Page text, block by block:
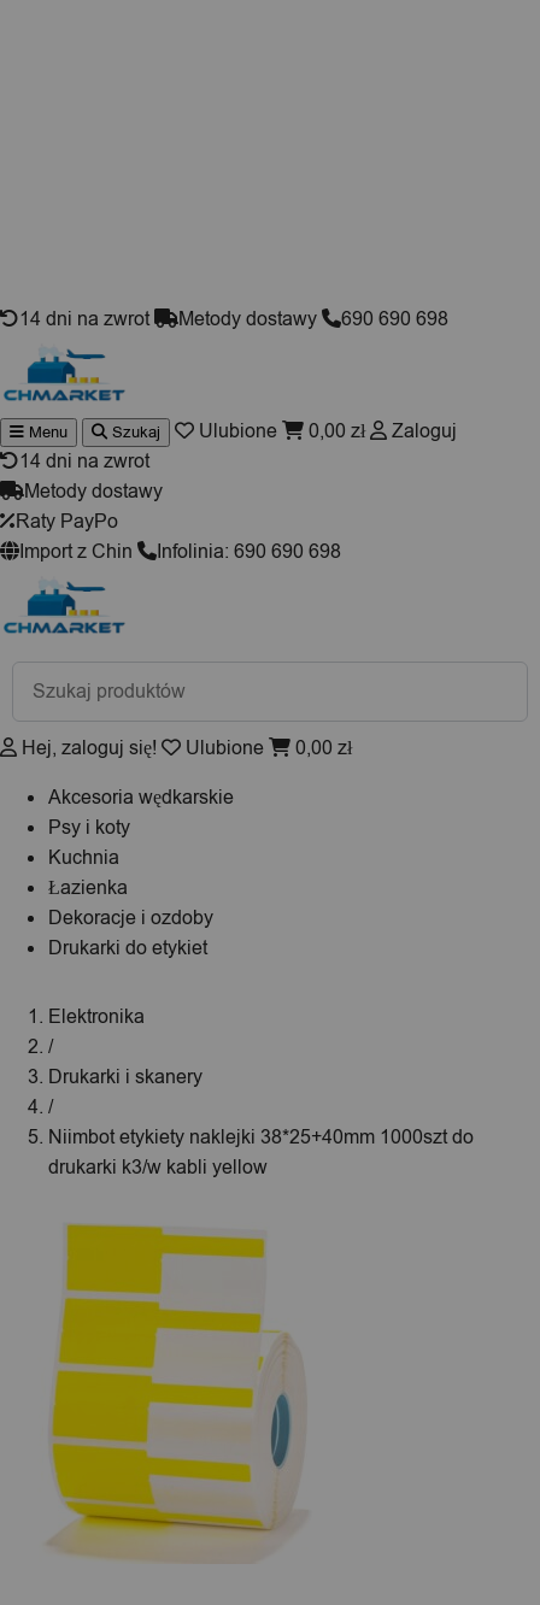
14 dni na zwrot Metody dostawy 690 690 698
Wyszukiwarka
produktów
Menu Szukaj Ulubione 0,00 zł
Zaloguj
14 dni na zwrot
Metody dostawy
Raty PayPo
Import z Chin
Infolinia: 690 690 698
Wyszukiwarka
produktów
Hej, zaloguj się! Ulubione 0,00 zł
Akcesoria wędkarskie
Psy i koty
Kuchnia
Łazienka
Dekoracje i ozdoby
Drukarki do etykiet
Elektronika
/
Drukarki i skanery
/
Niimbot etykiety naklejki 38*25+40mm 1000szt do
drukarki k3/w kabli yellow